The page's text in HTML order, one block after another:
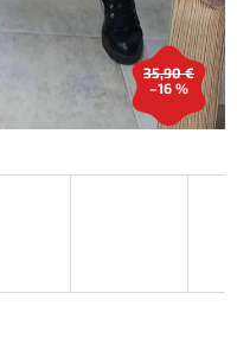
35,90 €
–16 %